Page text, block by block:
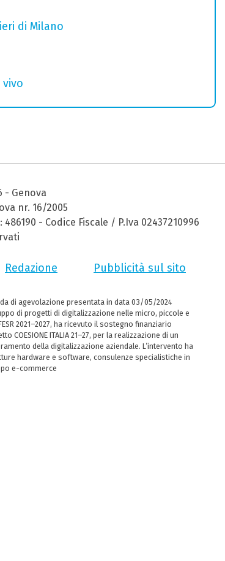
di Milano
- Genova
nr. 16/2005
- Codice Fiscale / P.Iva 02437210996
Redazione Pubblicità sul sito
di agevolazione presentata in data 03/05/2024
di progetti di digitalizzazione nelle micro, piccole e
2021–2027, ha ricevuto il sostegno finanziario
COESIONE ITALIA 21–27, per la realizzazione di un
della digitalizzazione aziendale. L’intervento ha
hardware e software, consulenze specialistiche in
e-commerce